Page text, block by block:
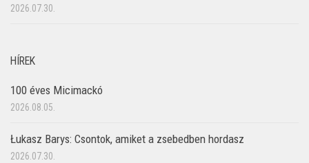
2026.07.30.
HÍREK
100 éves Micimackó
2026.08.05.
Łukasz Barys: Csontok, amiket a zsebedben hordasz
2026.07.30.